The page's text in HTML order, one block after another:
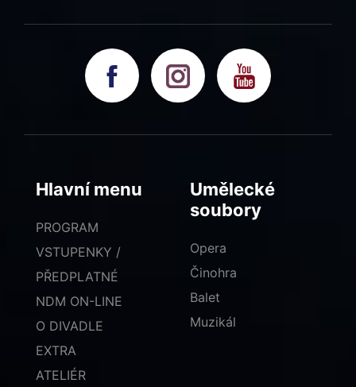
Hlavní menu
PROGRAM
VSTUPENKY /
PŘEDPLATNÉ
NDM ON-LINE
O DIVADLE
EXTRA
ATELIÉR
Umělecké
soubory
Opera
Činohra
Balet
Muzikál